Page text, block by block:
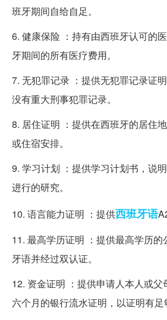
班牙期间自给自足。
6. 健康保险 ：持有由西班牙认可的
牙期间的所有医疗费用。
7. 无犯罪记录 ：提供无犯罪记录证
没有重大刑事犯罪记录。
8. 居住证明 ：提供在西班牙的居住
或住宿安排。
9. 学习计划 ：提供学习计划书，说
进行的研究。
10. 语言能力证明 ：提供西班牙语
11. 最高学历证明 ：提供最高学历
牙语并经过双认证。
12. 资金证明 ：提供申请人本人或
六个月的银行流水证明，以证明有足